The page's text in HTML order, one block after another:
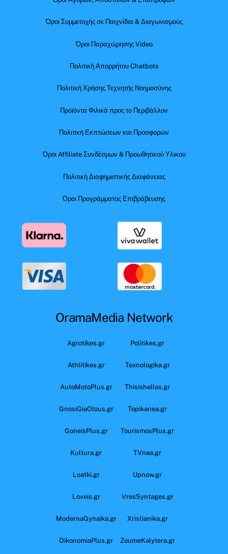
Όροι Συμμετοχής σε Παιχνίδια & Διαγωνισμούς
Όροι Παραχώρησης Video
Πολιτική Απορρήτου Chatbots
Πολιτική Χρήσης Τεχνητής Νοημοσύνης
Προϊόντα Φιλικά προς το Περιβάλλον
Πολιτική Εκπτώσεων και Προσφορών
Όροι Affiliate Συνδέσμων & Προωθητικού Υλικού
Πολιτική Διαφημιστικής Διαφάνειας
Όροι Προγράμματος Επιβράβευσης
OramaMedia Network
Agrotikes.gr Politikes.gr
Athlitikes.gr Texnologika.gr
AutoMotoPlus.gr Thisishellas.gr
GnosiGiaOlous.gr Topikanea.gr
GoneisPlus.gr TourismosPlus.gr
Kultura.gr TVnea.gr
Loatki.gr Upnow.gr
Loveis.gr VresSyntages.gr
ModernaGynaika.gr Xristianika.gr
OikonomiaPlus.gr ZoumeKalytera.gr